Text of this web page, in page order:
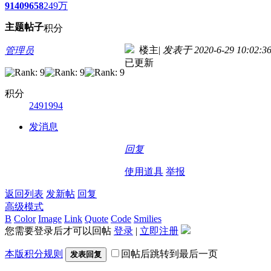
9140
主题
9658
帖子
249万
积分
管理员
积分
2491994
发消息
楼主| 发表于 2020-6-29 10:02:36
已更新
回复
使用道具 举报
返回列表 发新帖 回复
高级模式
B Color Image Link Quote Code Smilies
您需要登录后才可以回帖 登录 | 立即注册
本版积分规则 发表回复 回帖后跳转到最后一页